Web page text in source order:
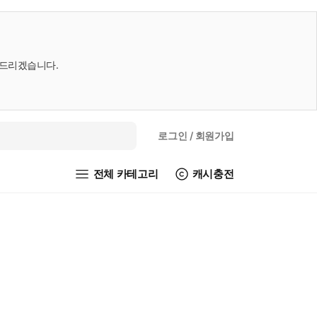
리겠습니다.
로그인 / 회원가입
전체 카테고리 캐시충전